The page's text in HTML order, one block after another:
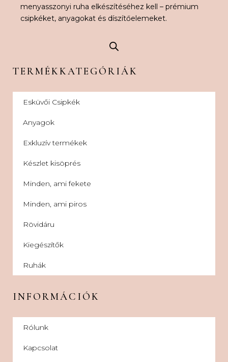
menyasszonyi ruha elkészítéséhez kell – prémium
csipkéket, anyagokat és díszítőelemeket.
TERMÉKKATEGÓRIÁK
Esküvői Csipkék
Anyagok
Exkluzív termékek
Készlet kisöprés
Minden, ami fekete
Minden, ami piros
Rövidáru
Kiegészítők
Ruhák
INFORMÁCIÓK
Rólunk
Kapcsolat